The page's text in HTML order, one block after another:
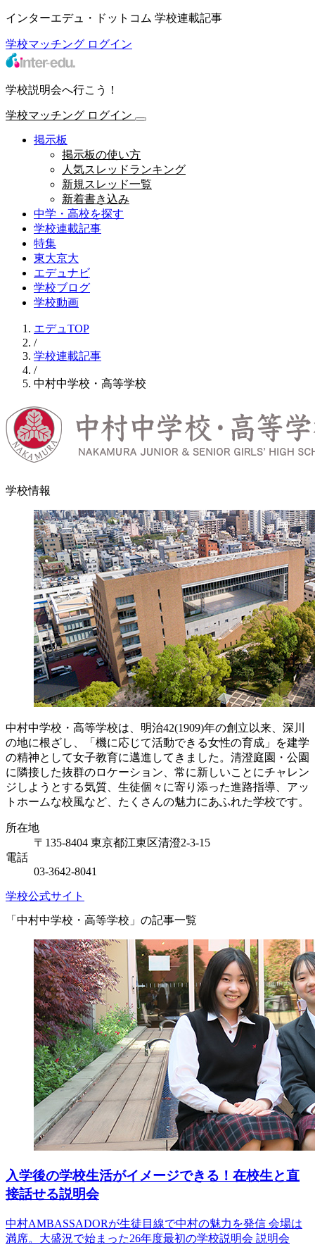
インターエデュ・ドットコム 学校連載記事
学校マッチング ログイン
学校説明会へ行こう！
学校マッチング ログイン
掲示板
掲示板の使い方
人気スレッドランキング
新規スレッド一覧
新着書き込み
中学・高校を探す
学校連載記事
特集
東大京大
エデュナビ
学校ブログ
学校動画
エデュTOP
/
学校連載記事
/
中村中学校・高等学校
学校情報
中村中学校・高等学校は、明治42(1909)年の創立以来、深川
の地に根ざし、「機に応じて活動できる女性の育成」を建学
の精神として女子教育に邁進してきました。清澄庭園・公園
に隣接した抜群のロケーション、常に新しいことにチャレン
ジしようとする気質、生徒個々に寄り添った進路指導、アッ
トホームな校風など、たくさんの魅力にあふれた学校です。
所在地
〒135-8404 東京都江東区清澄2-3-15
電話
03-3642-8041
学校公式サイト
「中村中学校・高等学校」の記事一覧
入学後の学校生活がイメージできる！在校生と直
接話せる説明会
中村AMBASSADORが生徒目線で中村の魅力を発信 会場は
満席。大盛況で始まった26年度最初の学校説明会 説明会